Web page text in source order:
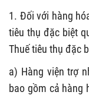
1. Đối với hàng
tiêu thụ đặc biệt
Thuế tiêu thụ đặc
a) Hàng viện trợ
bao gồm cả hàng